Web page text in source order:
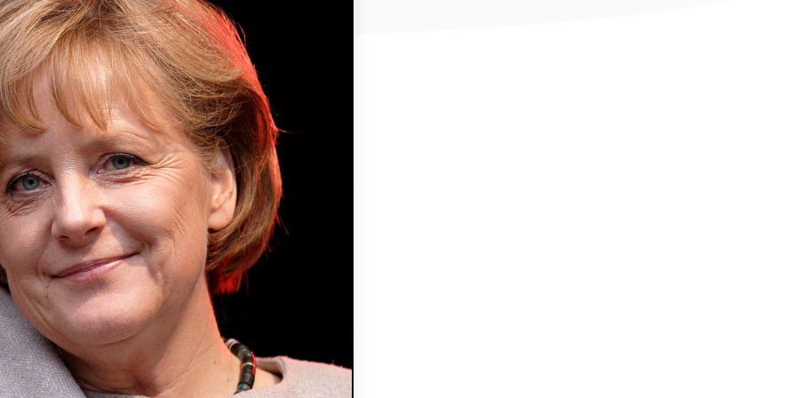
Nachricht
Bestätigen*
Ich habe die Datenschutzerklärung
ihr zu.
Senden
E-Mail-Adresse*
Land*
Wählen Sie Ihr Land...
Bundesland / Landkreis*
Wählen Sie Ihr Bundesland...
Ihre persönlichen Daten werden verwendet, um Ihr
Erlebnis auf dieser Website zu unterstützen. Wie und
warum wir Ihre persönlichen Daten verwenden, können
Sie in unserer Datenschutzerklärung
Registrieren
Ein Link zum Erstellen eines neuen Passwort wird an deine
E-Mail-Adresse gesendet.